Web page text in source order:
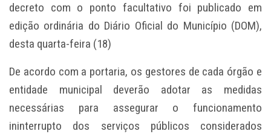
decreto com o ponto facultativo foi publicado em
edição ordinária do Diário Oficial do Município (DOM),
desta quarta-feira (18)
De acordo com a portaria, os gestores de cada órgão e
entidade municipal deverão adotar as medidas
necessárias para assegurar o funcionamento
ininterrupto dos serviços públicos considerados